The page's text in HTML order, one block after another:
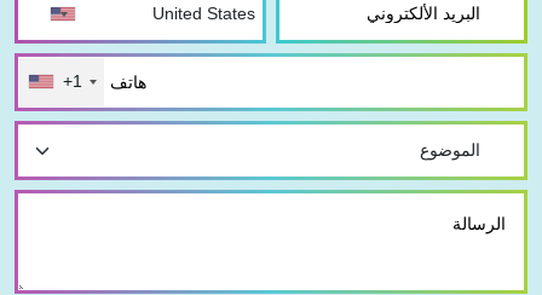
الرئيسية طب المستقبل
نبذة عن الطريقة
الوحدة 2
الوحدة 3 الوحدة 4 الوحدة 5 الوحدة 6 الوحدة 7
+1